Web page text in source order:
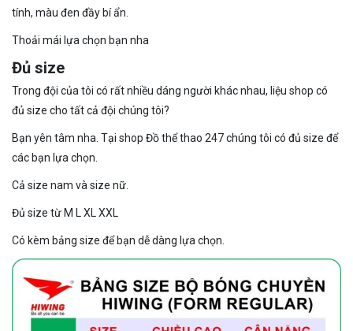
tính, màu đen đầy bí ẩn.
Thoải mái lựa chọn bạn nha
Đủ size
Trong đội của tôi có rất nhiều dáng người khác nhau, liệu shop có
đủ size cho tất cả đội chúng tôi?
Bạn yên tâm nha. Tại shop Đồ thể thao 247 chúng tôi có đủ size để
các bạn lựa chọn.
Cả size nam và size nữ.
Đủ size từ M L XL XXL
Có kèm bảng size để bạn dễ dàng lựa chọn.